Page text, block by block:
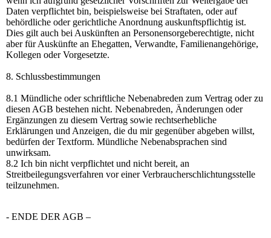
Daten verpflichtet bin, beispielsweise bei Straftaten, oder auf
behördliche oder gerichtliche Anordnung auskunftspflichtig ist.
Dies gilt auch bei Auskünften an Personensorgeberechtigte, nicht
aber für Auskünfte an Ehegatten, Verwandte, Familienangehörige,
Kollegen oder Vorgesetzte.
8. Schlussbestimmungen
8.1 Mündliche oder schriftliche Nebenabreden zum Vertrag oder zu
diesen AGB bestehen nicht. Nebenabreden, Änderungen oder
Ergänzungen zu diesem Vertrag sowie rechtserhebliche
Erklärungen und Anzeigen, die du mir gegenüber abgeben willst,
bedürfen der Textform. Mündliche Nebenabsprachen sind
unwirksam.
8.2 Ich bin nicht verpflichtet und nicht bereit, an
Streitbeilegungsverfahren vor einer Verbraucherschlichtungsstelle
teilzunehmen.
- ENDE DER AGB –